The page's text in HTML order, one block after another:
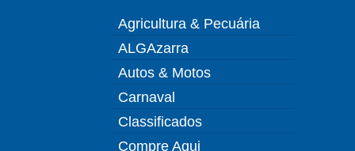
Agricultura & Pecuária
ALGAzarra
Autos & Motos
Carnaval
Classificados
Compre Aqui